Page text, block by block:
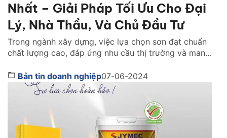
Nhất – Giải Pháp Tối Ưu Cho Đại
Lý, Nhà Thầu, Và Chủ Đầu Tư
Trong ngành xây dựng, việc lựa chọn sơn đạt chuẩn
chất lượng cao, đáp ứng nhu cầu thị trường và mang
của đại lý phân phối, nhà thầu và chủ đầu tư. Công
ty cổ phần Sơn JYMEC, với danh tiếng về chất lượng
Bản tin doanh nghiệp07-06-2024